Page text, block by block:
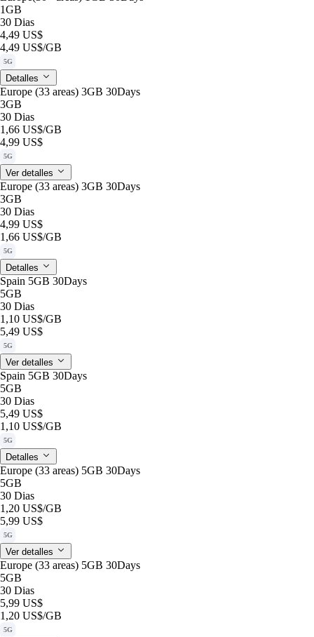
1GB
30 Dias
4,49 US$
4,49 US$/GB
5G
Detalles
Europe (33 areas) 3GB 30Days
3GB
30 Dias
1,66 US$/GB
4,99 US$
5G
Ver detalles
Europe (33 areas) 3GB 30Days
3GB
30 Dias
4,99 US$
1,66 US$/GB
5G
Detalles
Spain 5GB 30Days
5GB
30 Dias
1,10 US$/GB
5,49 US$
5G
Ver detalles
Spain 5GB 30Days
5GB
30 Dias
5,49 US$
1,10 US$/GB
5G
Detalles
Europe (33 areas) 5GB 30Days
5GB
30 Dias
1,20 US$/GB
5,99 US$
5G
Ver detalles
Europe (33 areas) 5GB 30Days
5GB
30 Dias
5,99 US$
1,20 US$/GB
5G